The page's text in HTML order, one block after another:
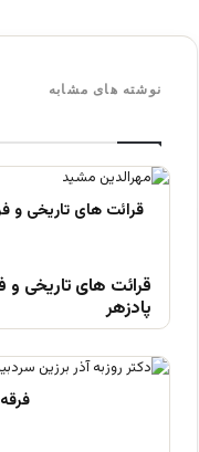
نوشته های مشابه
قرائت های تاریخی و
پادزهر